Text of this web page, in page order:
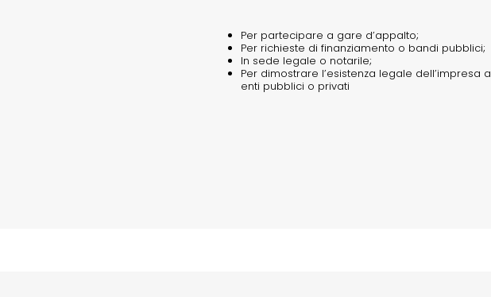
Per partecipare a gare d’appalto;
Per richieste di finanziamento o bandi pubblici;
In sede legale o notarile;
Per dimostrare l’esistenza legale dell’impresa a
enti pubblici o privati